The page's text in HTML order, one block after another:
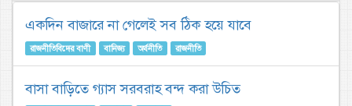
একদিন বাজারে না গেলেই সব ঠিক হয়ে যাবে
রাজনীতিবিদের বাণী বানিজ্য অর্থনীতি রাজনীতি
বাসা বাড়িতে গ্যাস সরবরাহ বন্দ করা উচিত